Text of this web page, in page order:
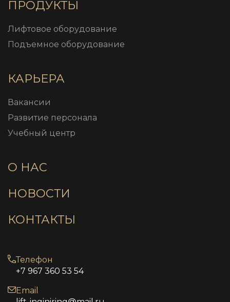
ПРОДУКТЫ
Лифтовое оборудование
Подъемное оборудование
КАРЬЕРА
Вакансии
Развитие персонала
Учебный центр
О НАС
НОВОСТИ
КОНТАКТЫ
Телефон
+7 967 360 53 54
Email